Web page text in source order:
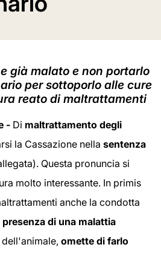
già malato e non portarlo
per sottoporlo alle cure
reato di maltrattamenti
- Di maltrattamento degli
la Cassazione nella sentenza
Questa pronuncia si
molto interessante. In primis
anche la condotta
presenza di una malattia
omette di farlo